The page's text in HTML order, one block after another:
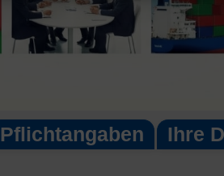
Pflichtangaben Ihre